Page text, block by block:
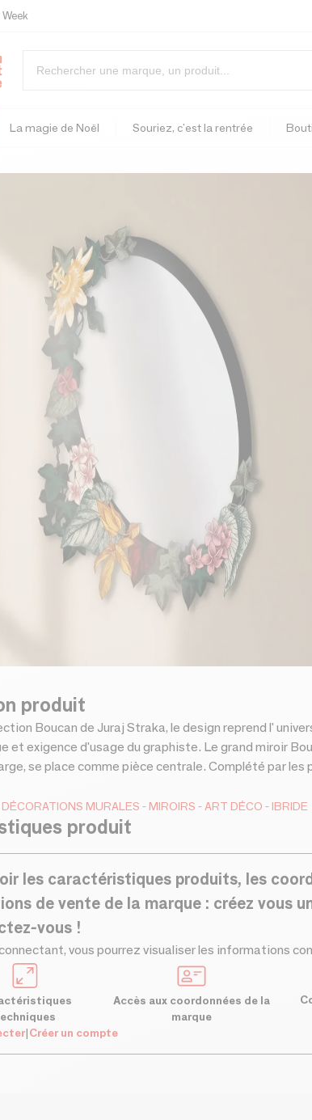
La magie de Noël Souriez, c'est la rentrée
produit
Boucan de Juraj Straka, le design reprend l'
et exigence d'usage du graphiste. Le grand miroir
pièce centrale. Complété par les patères et porte-manteaux de la
élément peut être utilisé seul ou combiné, selon vos
parties : une accroche murale en bois, fixée au mur
celle-ci. Ce système offre une modularité accrue,
DÉCORATIONS MURALES MIROIRS ART DÉCO IBRIDE
produit
les caractéristiques produits, les
de vente de la marque : créez vous
vous !
vous pourrez visualiser les informations
Accès aux coordonnées de la
marque
|Créer un compte